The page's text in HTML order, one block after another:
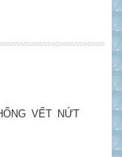
VẾT NỨT